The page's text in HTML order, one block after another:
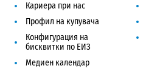
Кариера при нас
Профил на купувача
Конфигурация на
бисквитки по ЕИЗ
Медиен календар